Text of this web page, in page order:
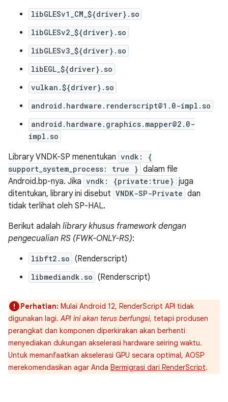
libGLESv1_CM_${driver}.so
libGLESv2_${driver}.so
libGLESv3_${driver}.so
libEGL_${driver}.so
vulkan.${driver}.so
android.hardware.renderscript@1.0-impl.so
android.hardware.graphics.mapper@2.0-
impl.so
Library VNDK-SP menentukan vndk: {
support_system_process: true } dalam file
Android.bp-nya. Jika vndk: {private:true} juga
ditentukan, library ini disebut VNDK-SP-Private dan
tidak terlihat oleh SP-HAL.
Berikut adalah library khusus framework dengan
pengecualian RS (FWK-ONLY-RS):
libft2.so (Renderscript)
libmediandk.so (Renderscript)
Perhatian: Mulai Android 12, RenderScript API tidak
digunakan lagi.API ini akan terus berfungsi, tetapi produsen
perangkat dan komponen diperkirakan akan berhenti
menyediakan dukungan akselerasi hardware seiring waktu.
Untuk memanfaatkan akselerasi GPU secara optimal, AOSP
merekomendasikan agar Anda Bermigrasi dari RenderScript.